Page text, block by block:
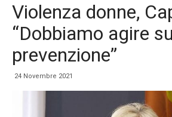
Violenza donne,
“Dobbiamo agire
prevenzione”
24 Novembre 2021